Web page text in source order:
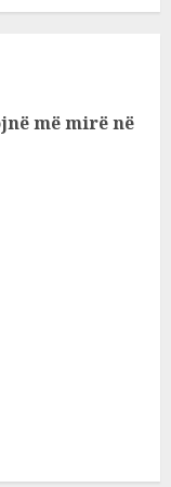
më mirë në